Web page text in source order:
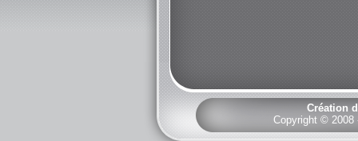
Création
Copyright © 2008